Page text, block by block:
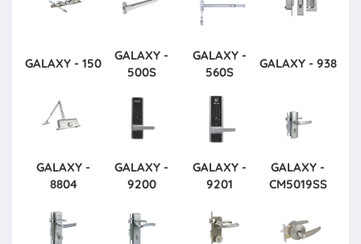
GALAXY - 150
GALAXY -
500S
GALAXY -
560S
GALAXY - 938
GALAXY -
8804
GALAXY -
9200
GALAXY -
9201
GALAXY -
CM5019SS